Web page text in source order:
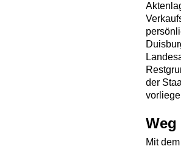
der
Mit